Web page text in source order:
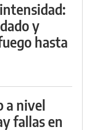
y
hasta
a nivel
fallas en